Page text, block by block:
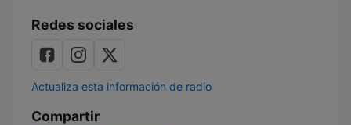
Redes sociales
Actualiza esta información de radio
Compartir